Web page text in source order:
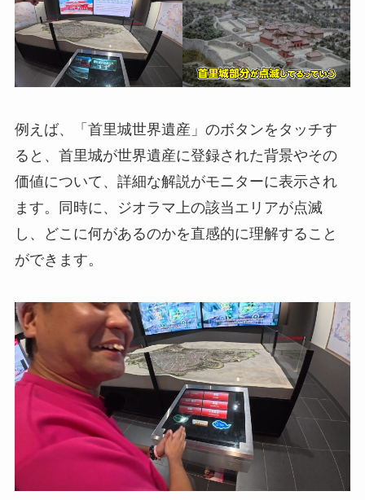
例えば、「首里城世界遺産」のボタンをタッチす
ると、首里城が世界遺産に登録された背景やその
価値について、詳細な解説がモニターに表示され
ます。同時に、ジオラマ上の該当エリアが点滅
し、どこに何があるのかを直感的に理解すること
ができます。